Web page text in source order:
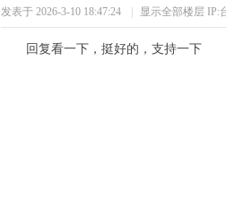
发表于 2026-3-10 18:47:24 显示全部楼层 IP:
回复看一下，挺好的，支持一下